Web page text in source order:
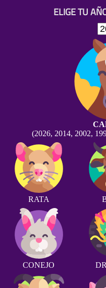
ELIGE TU
(2026, 2014, 2002,
RATA
CONEJO